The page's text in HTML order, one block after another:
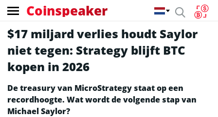
Coinspeaker
$17 miljard verlies houdt Saylor
niet tegen: Strategy blijft BTC
kopen in 2026
De treasury van MicroStrategy staat op een
recordhoogte. Wat wordt de volgende stap van
Michael Saylor?